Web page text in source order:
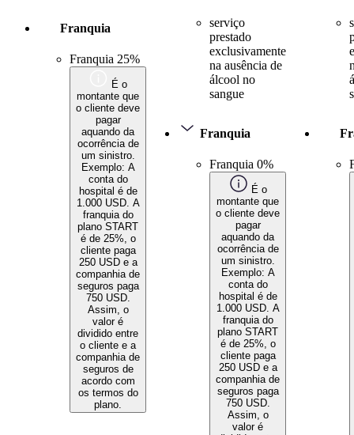
Franquia
Franquia 25%
É o
montante que
o cliente deve
pagar
aquando da
ocorrência de
um sinistro.
Exemplo: A
conta do
hospital é de
1.000 USD. A
franquia do
plano START
é de 25%, o
cliente paga
250 USD e a
companhia de
seguros paga
750 USD.
Assim, o
valor é
dividido entre
o cliente e a
companhia de
seguros de
acordo com
os termos do
plano.
serviço
prestado
exclusivamente
na ausência de
álcool no
sangue
Franquia
Franquia 0%
É o
montante que
o cliente deve
pagar
aquando da
ocorrência de
um sinistro.
Exemplo: A
conta do
hospital é de
1.000 USD. A
franquia do
plano START
é de 25%, o
cliente paga
250 USD e a
companhia de
seguros paga
750 USD.
Assim, o
valor é